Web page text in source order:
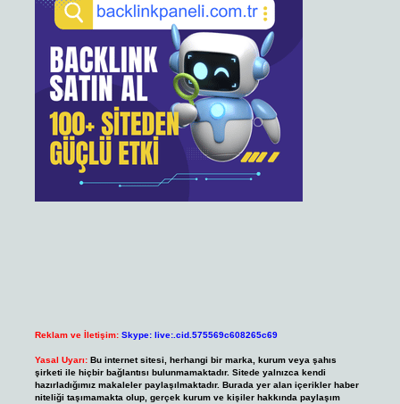
Reklam ve İletişim: Skype: live:.cid.575569c608265c69
Yasal Uyarı: Bu internet sitesi, herhangi bir marka, kurum veya şahıs
şirketi ile hiçbir bağlantısı bulunmamaktadır. Sitede yalnızca kendi
hazırladığımız makaleler paylaşılmaktadır. Burada yer alan içerikler haber
niteliği taşımamakta olup, gerçek kurum ve kişiler hakkında paylaşım